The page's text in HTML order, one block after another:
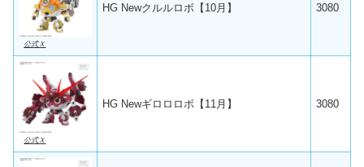
公式Ｘ
HG Newクルルロボ【10月】 3080
公式Ｘ
HG Newギロロロボ【11月】 3080